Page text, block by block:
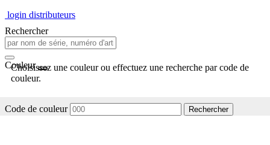
login distributeurs
Rechercher
Couleur
Choisissez une couleur ou effectuez une recherche par code de
couleur.
Code de couleur Rechercher